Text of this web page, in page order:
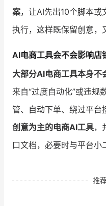
案，让AI先出10个脚本
执行，这样既保留创意，
AI电商工具会不会影响店
大部分AI电商工具本身不
来自“过度自动化”或违规
管、自动下单、绕过平台
创意为主的电商AI工具，
口文档，必要时与平台小
推